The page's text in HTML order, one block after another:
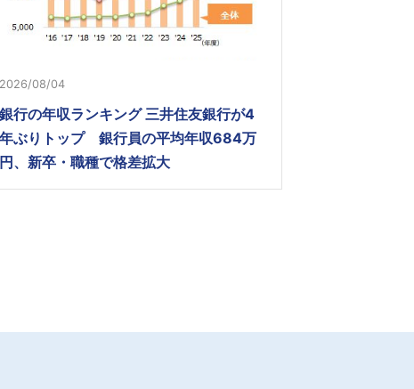
2026/08/04
銀行の年収ランキング 三井住友銀行が4
年ぶりトップ 銀行員の平均年収684万
円、新卒・職種で格差拡大